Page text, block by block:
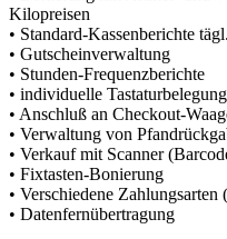
Kilopreisen
• Standard-Kassenberichte
• Gutscheinverwaltung
• Stunden-Frequenzberichte
• individuelle Tastaturbelegung
• Anschluß an Checkout-
• Verwaltung von
• Verkauf mit Scanner
• Fixtasten-Bonierung
• Verschiedene
• Datenfernübertragung